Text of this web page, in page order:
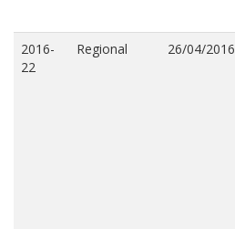
2016-
22
Regional 26/04/2016